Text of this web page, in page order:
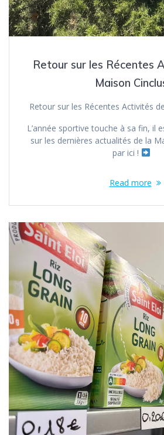
Retour sur les Récentes
Maison
Retour sur les Récentes Activités
L’année sportive touche à sa fin, il
sur les dernières actualités de la
par ici !
Read more